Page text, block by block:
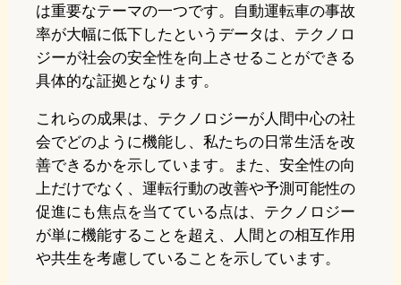
は重要なテーマの一つです。自動運転車の事故
率が大幅に低下したというデータは、テクノロ
ジーが社会の安全性を向上させることができる
具体的な証拠となります。
これらの成果は、テクノロジーが人間中心の社
会でどのように機能し、私たちの日常生活を改
善できるかを示しています。また、安全性の向
上だけでなく、運転行動の改善や予測可能性の
促進にも焦点を当てている点は、テクノロジー
が単に機能することを超え、人間との相互作用
や共生を考慮していることを示しています。